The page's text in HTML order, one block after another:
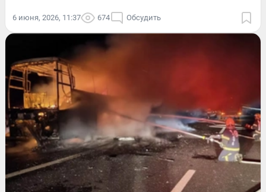
6 июня, 2026, 11:37 674 Обсудить